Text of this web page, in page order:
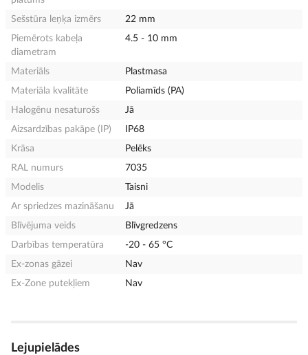
Sešstūra leņķa izmērs
22 mm
Piemērots kabeļa
diametram
4.5 - 10 mm
Materiāls
Plastmasa
Materiāla kvalitāte
Poliamīds (PA)
Halogēnu nesaturošs
Jā
Aizsardzības pakāpe (IP)
IP68
Krāsa
Pelēks
RAL numurs
7035
Modelis
Taisni
Ar spriedzes mazināšanu
Jā
Blīvējuma veids
Blīvgredzens
Darbības temperatūra
-20 - 65 °C
Ex-zonas gāzei
Nav
Ex-Zone putekļiem
Nav
Lejupielādes